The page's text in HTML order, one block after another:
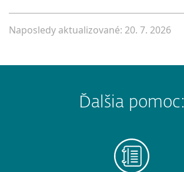
Naposledy aktualizované: 20. 7. 2026
Ďalšia pomoc: